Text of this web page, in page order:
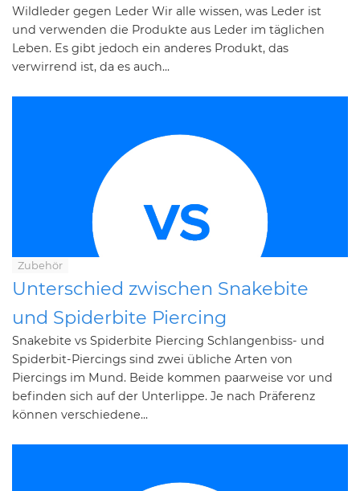
Wildleder gegen Leder Wir alle wissen, was Leder ist
und verwenden die Produkte aus Leder im täglichen
Leben. Es gibt jedoch ein anderes Produkt, das
verwirrend ist, da es auch...
Zubehör
Unterschied zwischen Snakebite
und Spiderbite Piercing
Snakebite vs Spiderbite Piercing Schlangenbiss- und
Spiderbit-Piercings sind zwei übliche Arten von
Piercings im Mund. Beide kommen paarweise vor und
befinden sich auf der Unterlippe. Je nach Präferenz
können verschiedene...